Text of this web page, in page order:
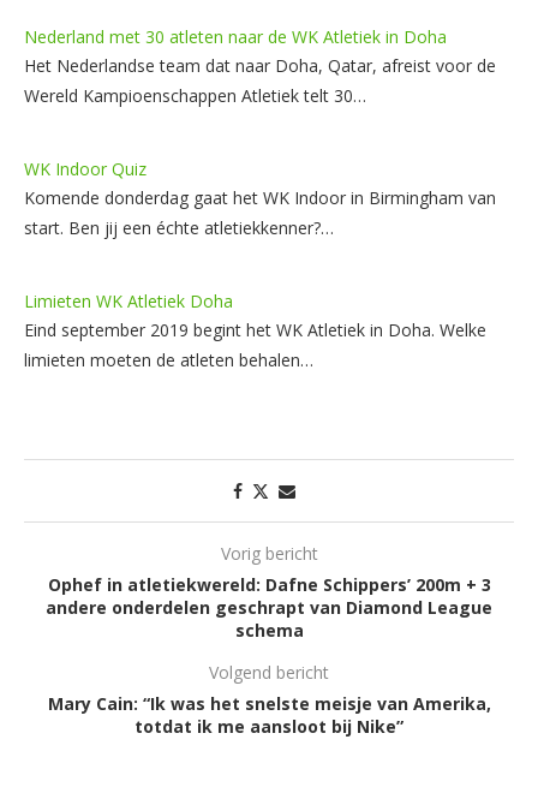
Nederland met 30 atleten naar de WK Atletiek in Doha
Het Nederlandse team dat naar Doha, Qatar, afreist voor de
Wereld Kampioenschappen Atletiek telt 30…
WK Indoor Quiz
Komende donderdag gaat het WK Indoor in Birmingham van
start. Ben jij een échte atletiekkenner?…
Limieten WK Atletiek Doha
Eind september 2019 begint het WK Atletiek in Doha. Welke
limieten moeten de atleten behalen…
Vorig bericht
Ophef in atletiekwereld: Dafne Schippers’ 200m + 3
andere onderdelen geschrapt van Diamond League
schema
Volgend bericht
Mary Cain: “Ik was het snelste meisje van Amerika,
totdat ik me aansloot bij Nike”